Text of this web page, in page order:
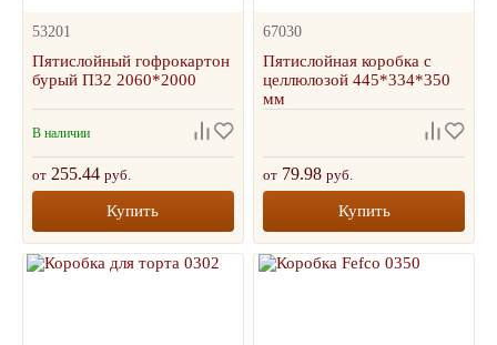
53201
Пятислойный гофрокартон
бурый П32 2060*2000
В наличии
от 255.44 руб.
Купить
67030
Пятислойная коробка с
целлюлозой 445*334*350
мм
от 79.98руб.
Купить